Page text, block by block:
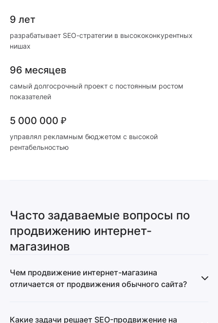
9 лет
разрабатывает SEO-стратегии в высококонкурентных
нишах
96 месяцев
самый долгосрочный проект с постоянным ростом
показателей
5 000 000 ₽
управлял рекламным бюджетом с высокой
рентабельностью
Часто задаваемые вопросы по
продвижению интернет-
магазинов
Чем продвижение интернет-магазина
отличается от продвижения обычного сайта?
тысячи страниц, каждая с отдельной семантикой.
Какие задачи решает SEO-продвижение на